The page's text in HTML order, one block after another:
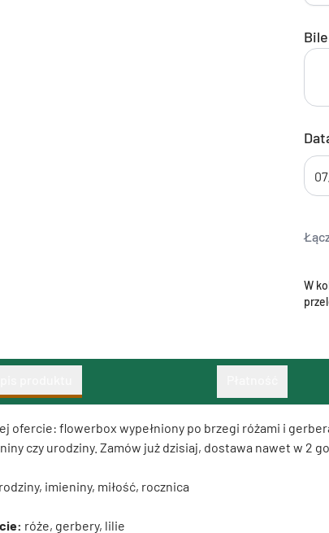
W
ofercie: flowerbox wypełniony po brzegi różami i
czy urodziny. Zamów już dzisiaj, dostawa nawet w 2
imieniny, miłość, rocznica
róże, gerbery, lilie